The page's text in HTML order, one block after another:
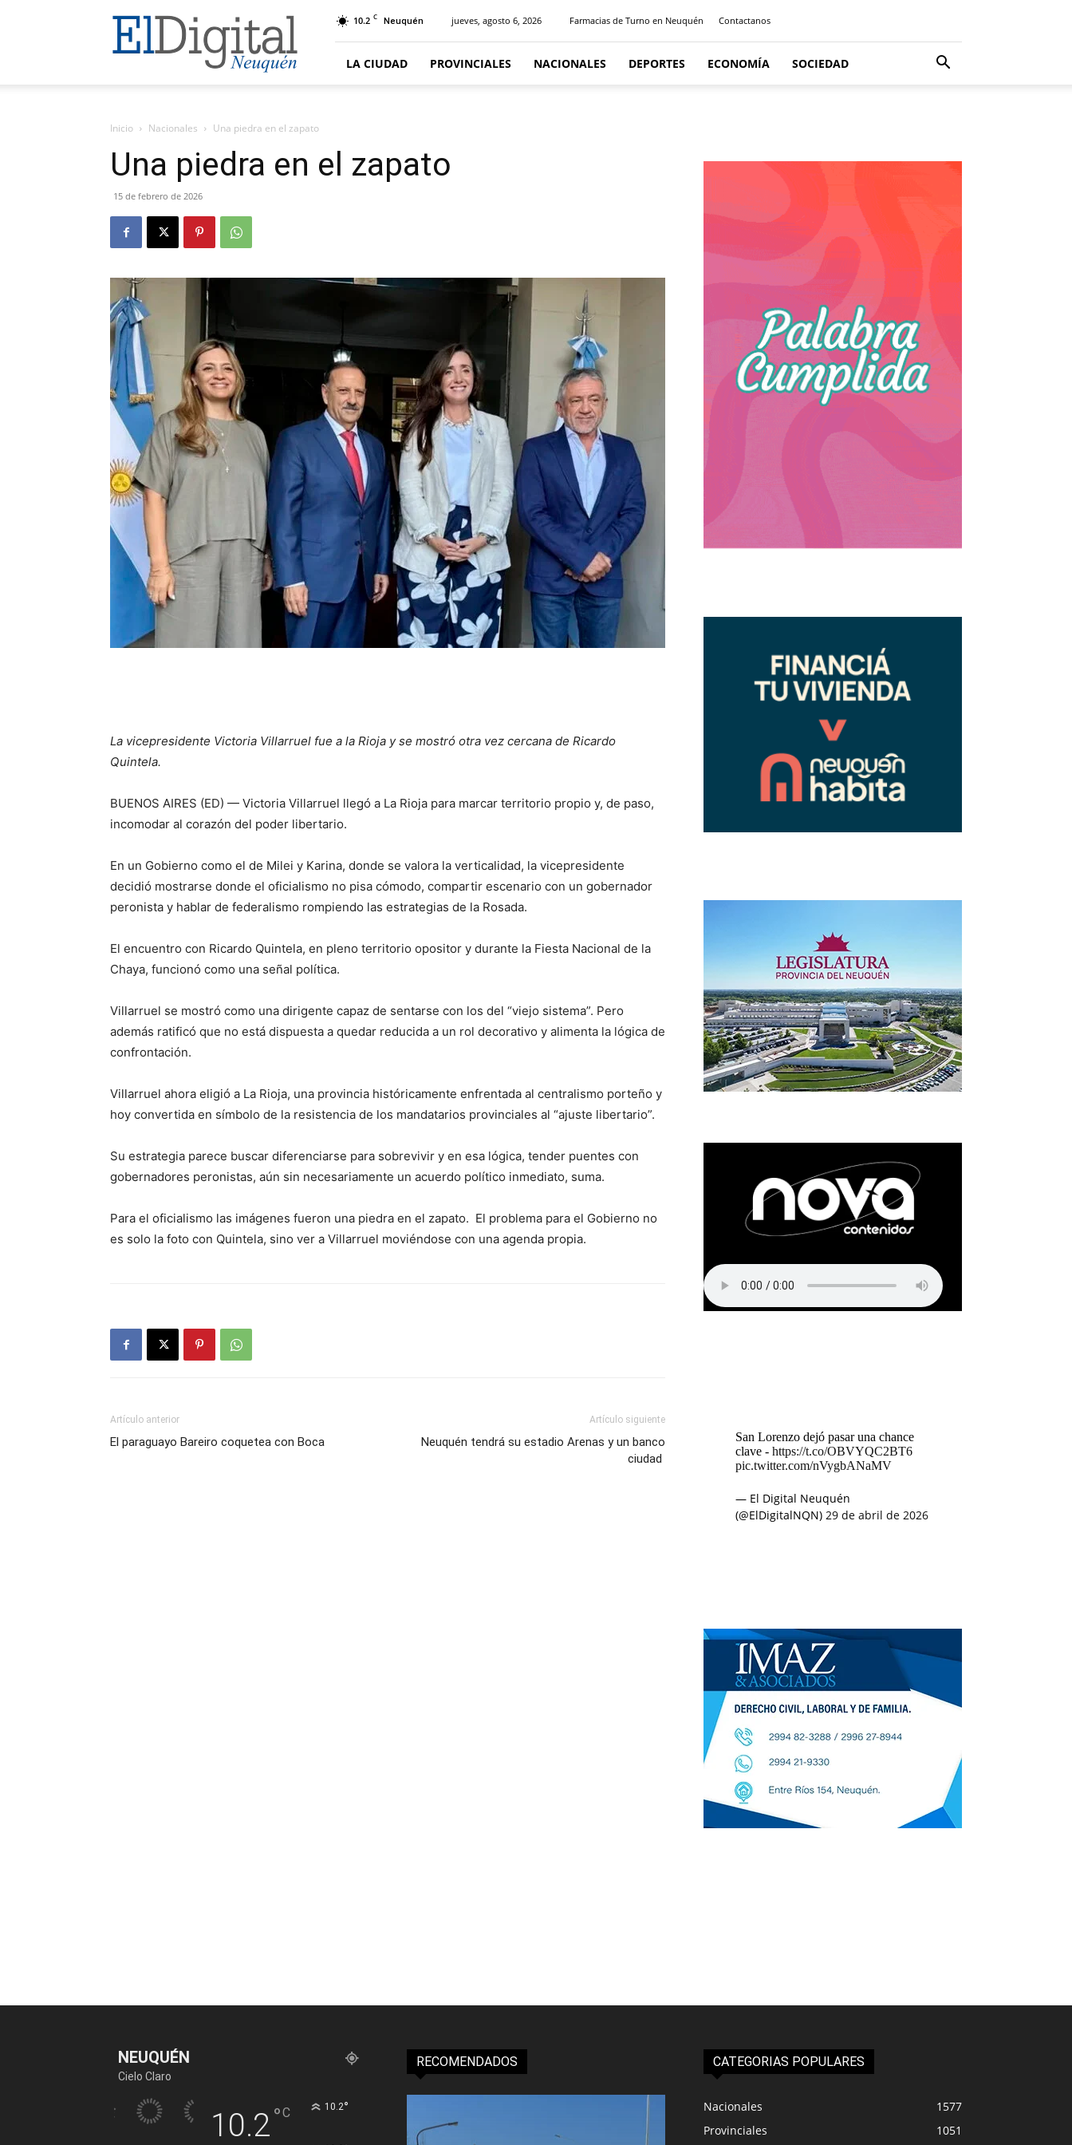
El
Digital
Neuquen
10.2 C Neuquén jueves, agosto 6, 2026 Farmacias de Turno en Neuquén Contactanos
LA CIUDAD PROVINCIALES NACIONALES DEPORTES ECONOMÍA SOCIEDAD
Inicio Nacionales Una piedra en el zapato
Una piedra en el zapato
15 de febrero de 2026
La vicepresidente Victoria Villarruel fue a la Rioja y se mostró otra vez cercana de Ricardo
Quintela.
BUENOS AIRES (ED) — Victoria Villarruel llegó a La Rioja para marcar territorio propio y, de paso,
incomodar al corazón del poder libertario.
En un Gobierno como el de Milei y Karina, donde se valora la verticalidad, la vicepresidente
decidió mostrarse donde el oficialismo no pisa cómodo, compartir escenario con un gobernador
peronista y hablar de federalismo rompiendo las estrategias de la Rosada.
El encuentro con Ricardo Quintela, en pleno territorio opositor y durante la Fiesta Nacional de la
Chaya, funcionó como una señal política.
Villarruel se mostró como una dirigente capaz de sentarse con los del “viejo sistema”. Pero
además ratificó que no está dispuesta a quedar reducida a un rol decorativo y alimenta la lógica de
confrontación.
Villarruel ahora eligió a La Rioja, una provincia históricamente enfrentada al centralismo porteño y
hoy convertida en símbolo de la resistencia de los mandatarios provinciales al “ajuste libertario”.
Su estrategia parece buscar diferenciarse para sobrevivir y en esa lógica, tender puentes con
gobernadores peronistas, aún sin necesariamente un acuerdo político inmediato, suma.
Para el oficialismo las imágenes fueron una piedra en el zapato. El problema para el Gobierno no
es solo la foto con Quintela, sino ver a Villarruel moviéndose con una agenda propia.
Artículo anterior
El paraguayo Bareiro coquetea con Boca
Artículo siguiente
Neuquén tendrá su estadio Arenas y un banco
ciudad
San Lorenzo dejó pasar una chance
clave - https://t.co/OBVYQC2BT6
pic.twitter.com/nVygbANaMV
— El Digital Neuquén
(@ElDigitalNQN) 29 de abril de 2026
NEUQUÉN
Cielo Claro
10.2°C 10.2°
RECOMENDADOS CATEGORIAS POPULARES
Nacionales
1577
Provinciales
1051